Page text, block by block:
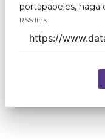
portapapeles, haga
RSS link